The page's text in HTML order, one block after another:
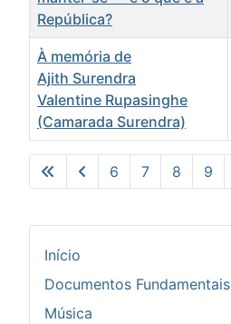
Artigos
República?
À memória de
Ajith Surendra
Valentine Rupasinghe
(Camarada Surendra)
6 7 8 9
Início
Documentos Fundamentais
Música